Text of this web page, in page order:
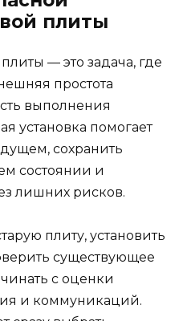
плиты
— это задача, где
простота
выполнения
установка помогает
сохранить
состоянии и
лишних рисков.
плиту, установить
существующее
с оценки
и коммуникаций.